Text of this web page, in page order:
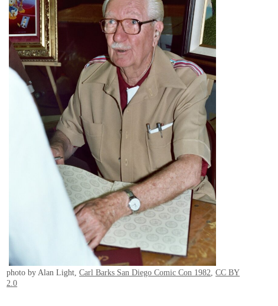
photo by Alan Light,Carl Barks San Diego Comic Con 1982 ,CC BY
2.0